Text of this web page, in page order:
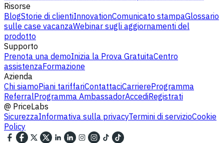
Risorse
BlogStorie di clientiInnovationComunicato stampaGlossario
sulle case vacanzaWebinar sugli aggiornamenti del
prodotto
Supporto
Prenota una demoInizia la Prova GratuitaCentro
assistenzaFormazione
Azienda
Chi siamoPiani tariffariContattaciCarriereProgramma
ReferralProgramma AmbassadorAccediRegistrati
@ PriceLabs
SicurezzaInformativa sulla privacyTermini di servizioCookie
Policy